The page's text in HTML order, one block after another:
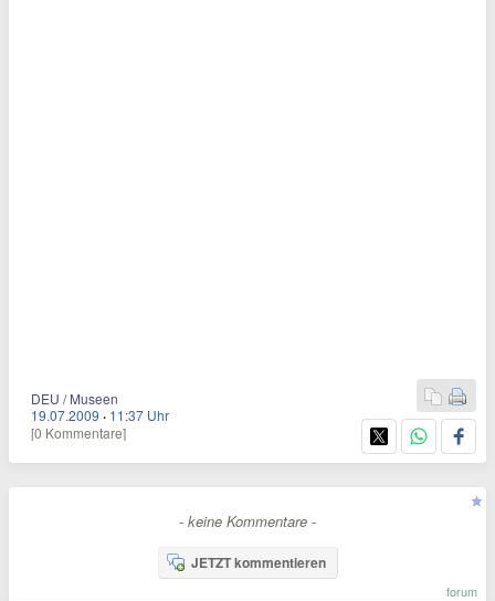
DEU / Museen
19.07.2009 · 11:37 Uhr
[0 Kommentare]
- keine Kommentare -
JETZT kommentieren
forum